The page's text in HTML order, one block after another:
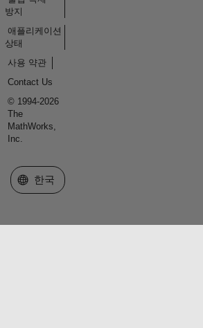
방지
애플리케이션
상태
사용 약관
Contact Us
© 1994-2026
The
MathWorks,
Inc.
웹사이트 선택
한국